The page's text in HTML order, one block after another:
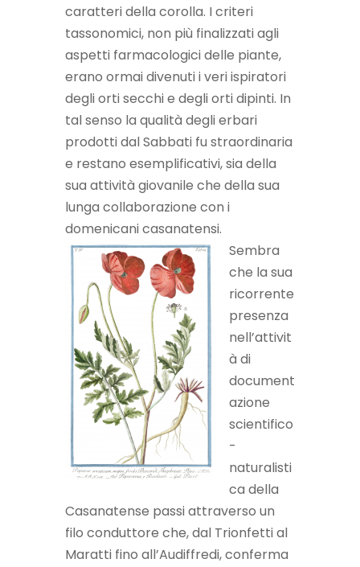
caratteri della corolla. I criteri
tassonomici, non più finalizzati agli
aspetti farmacologici delle piante,
erano ormai divenuti i veri ispiratori
degli orti secchi e degli orti dipinti. In
tal senso la qualità degli erbari
prodotti dal Sabbati fu straordinaria
e restano esemplificativi, sia della
sua attività giovanile che della sua
lunga collaborazione con i
domenicani casanatensi.
Sembra
che la sua
ricorrente
presenza
nell’attivit
à di
document
azione
scientifico
-
naturalisti
ca della
Casanatense passi attraverso un
filo conduttore che, dal Trionfetti al
Maratti fino all’Audiffredi, conferma